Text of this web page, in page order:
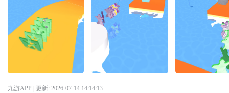
九游APP | 更新: 2026-07-14 14:14:13